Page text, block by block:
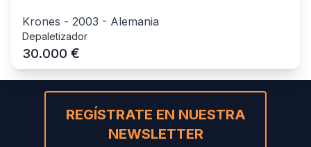
Krones - 2003 - Alemania
Depaletizador
30.000 €
REGÍSTRATE EN NUESTRA
NEWSLETTER